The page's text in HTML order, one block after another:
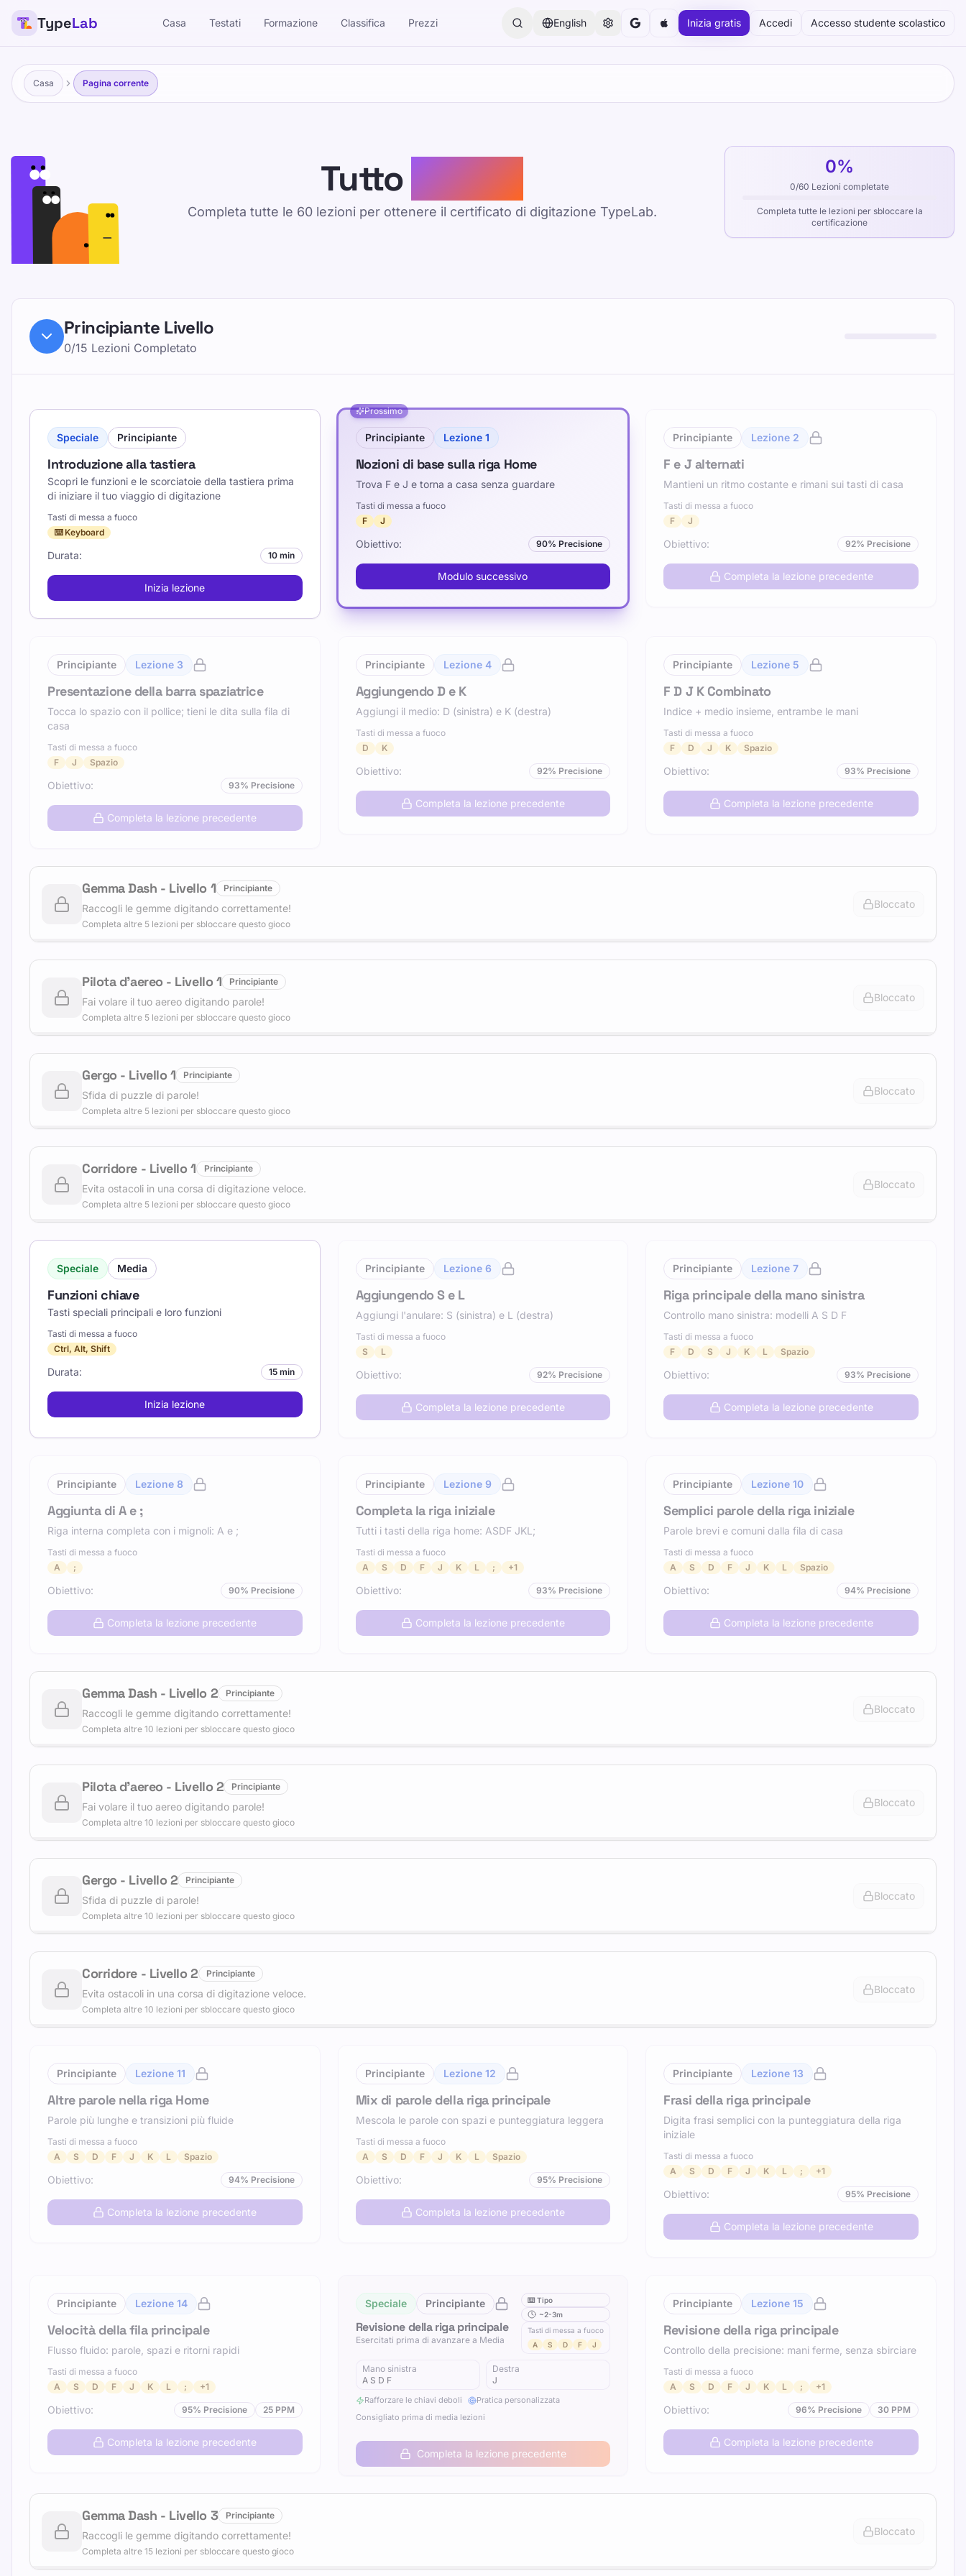
TypeLab Casa Testati Formazione Classifica Prezzi English Inizia gratis Accedi Accesso studente scolastico
Casa Pagina corrente
TuttoLezioni
Completa tutte le 60 lezioni per ottenere il certificato di digitazione TypeLab.
0%
0/60 Lezioni completate
Completa tutte le lezioni per sbloccare la
certificazione
Principiante Livello
0/15 Lezioni Completato
Speciale Principiante
Introduzione alla tastiera
Scopri le funzioni e le scorciatoie della tastiera prima
di iniziare il tuo viaggio di digitazione
Tasti di messa a fuoco
⌨️ Keyboard
Durata: 10 min
Inizia lezione
Prossimo
Principiante Lezione 1
Nozioni di base sulla riga Home
Trova F e J e torna a casa senza guardare
Tasti di messa a fuoco
F
J
Obiettivo: 90%Precisione
Modulo successivo
Principiante Lezione 2
F e J alternati
Mantieni un ritmo costante e rimani sui tasti di casa
Tasti di messa a fuoco
F
J
Obiettivo: 92% Precisione
Completa la lezione precedente
Principiante Lezione 3
Presentazione della barra spaziatrice
Tocca lo spazio con il pollice; tieni le dita sulla fila di
casa
Tasti di messa a fuoco
F
J Spazio
Obiettivo: 93% Precisione
Completa la lezione precedente
Principiante Lezione 4
Aggiungendo D e K
Aggiungi il medio: D (sinistra) e K (destra)
Tasti di messa a fuoco
D
K
Obiettivo: 92% Precisione
Completa la lezione precedente
Principiante Lezione 5
F D J K Combinato
Indice + medio insieme, entrambe le mani
Tasti di messa a fuoco
F
D J K Spazio
Obiettivo: 93% Precisione
Completa la lezione precedente
Gemma Dash - Livello 1 Principiante
Raccogli le gemme digitando correttamente!
Completa altre 5 lezioni per sbloccare questo gioco
Bloccato
Pilota d'aereo - Livello 1 Principiante
Fai volare il tuo aereo digitando parole!
Completa altre 5 lezioni per sbloccare questo gioco
Bloccato
Gergo - Livello 1 Principiante
Sfida di puzzle di parole!
Completa altre 5 lezioni per sbloccare questo gioco
Bloccato
Corridore- Livello 1 Principiante
Evita ostacoli in una corsa di digitazione veloce.
Completa altre 5 lezioni per sbloccare questo gioco
Bloccato
Speciale Media
Funzioni chiave
Tasti speciali principali e loro funzioni
Tasti di messa a fuoco
Ctrl, Alt, Shift
Durata: 15 min
Inizia lezione
Principiante Lezione 6
Aggiungendo S e L
Aggiungi l'anulare: S (sinistra) e L (destra)
Tasti di messa a fuoco
S
L
Obiettivo: 92% Precisione
Completa la lezione precedente
Principiante Lezione 7
Riga principale della mano sinistra
Controllo mano sinistra: modelli A S D F
Tasti di messa a fuoco
F
D S J K L Spazio
Obiettivo: 93% Precisione
Completa la lezione precedente
Principiante Lezione 8
Aggiunta di A e ;
Riga interna completa con i mignoli: A e ;
Tasti di messa a fuoco
A
;
Obiettivo: 90% Precisione
Completa la lezione precedente
Principiante Lezione 9
Completa la riga iniziale
Tutti i tasti della riga home: ASDF JKL;
Tasti di messa a fuoco
A
S D F J K L ; +1
Obiettivo: 93% Precisione
Completa la lezione precedente
Principiante Lezione 10
Semplici parole della riga iniziale
Parole brevi e comuni dalla fila di casa
Tasti di messa a fuoco
A
S D F J K L Spazio
Obiettivo: 94% Precisione
Completa la lezione precedente
Gemma Dash - Livello 2 Principiante
Raccogli le gemme digitando correttamente!
Completa altre 10 lezioni per sbloccare questo gioco
Bloccato
Pilota d'aereo - Livello 2 Principiante
Fai volare il tuo aereo digitando parole!
Completa altre 10 lezioni per sbloccare questo gioco
Bloccato
Gergo - Livello 2 Principiante
Sfida di puzzle di parole!
Completa altre 10 lezioni per sbloccare questo gioco
Bloccato
Corridore- Livello 2 Principiante
Evita ostacoli in una corsa di digitazione veloce.
Completa altre 10 lezioni per sbloccare questo gioco
Bloccato
Principiante Lezione 11
Altre parole nella riga Home
Parole più lunghe e transizioni più fluide
Tasti di messa a fuoco
A
S D F J K L Spazio
Obiettivo: 94% Precisione
Completa la lezione precedente
Principiante Lezione 12
Mix di parole della riga principale
Mescola le parole con spazi e punteggiatura leggera
Tasti di messa a fuoco
A
S D F J K L Spazio
Obiettivo: 95% Precisione
Completa la lezione precedente
Principiante Lezione 13
Frasi della riga principale
Digita frasi semplici con la punteggiatura della riga
iniziale
Tasti di messa a fuoco
A
S D F J K L ; +1
Obiettivo: 95% Precisione
Completa la lezione precedente
Principiante Lezione 14
Velocità della fila principale
Flusso fluido: parole, spazi e ritorni rapidi
Tasti di messa a fuoco
A
S D F J K L ; +1
Obiettivo: 95% Precisione 25 PPM
Completa la lezione precedente
Speciale Principiante
Revisione della riga principale
Esercitati prima di avanzare a Media
⌨️Tipo
~2-3m
Tasti di messa a fuoco
A
S D F J
Mano sinistra
A S D F
Destra
J
Rafforzare le chiavi deboli
Pratica personalizzata
Consigliato prima di media lezioni
Completa la lezione precedente
Principiante Lezione 15
Revisione della riga principale
Controllo della precisione: mani ferme, senza sbirciare
Tasti di messa a fuoco
A
S D F J K L ; +1
Obiettivo: 96% Precisione 30 PPM
Completa la lezione precedente
Gemma Dash - Livello 3 Principiante
Raccogli le gemme digitando correttamente!
Completa altre 15 lezioni per sbloccare questo gioco
Bloccato